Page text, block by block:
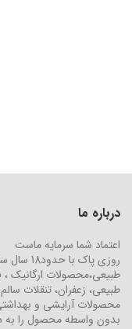
درباره ما
اعتماد شما سرمایه ماست
روزی
طبیعی،محصولات ارگانیک ،
طبیعی، زعفران، تنقلات
محصولات آرایشی و
بدون واسطه محصول را